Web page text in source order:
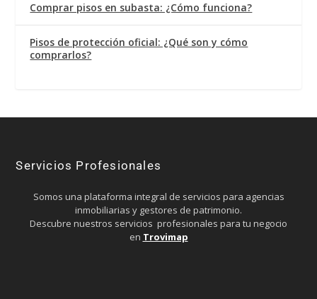
Comprar pisos en subasta: ¿Cómo funciona?
Pisos de protección oficial: ¿Qué son y cómo
comprarlos?
Servicios Profesionales
Somos una plataforma integral de servicios para agencias
inmobiliarias y gestores de patrimonio.
Descubre nuestros servicios profesionales para tu negocio
en Trovimap